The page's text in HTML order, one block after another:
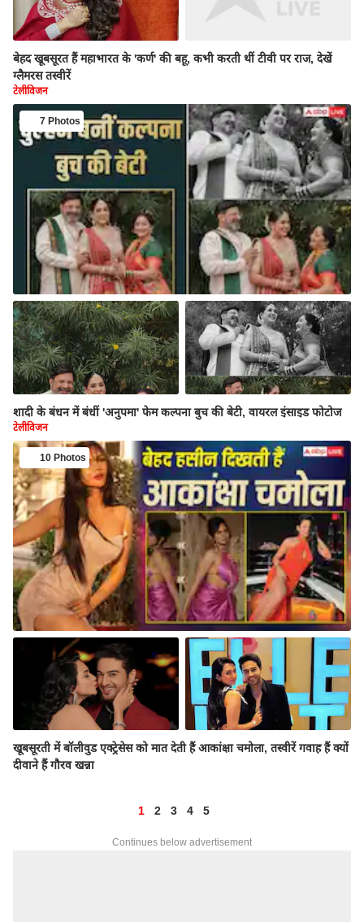
बेहद खूबसूरत हैं महाभारत के 'कर्ण' की बहू, कभी करती थीं टीवी पर राज, देखें
ग्लैमरस तस्वीरें
टेलीविजन
7 Photos
शादी के बंधन में बंधीं 'अनुपमा' फेम कल्पना बुच की बेटी, वायरल इंसाइड फोटोज
टेलीविजन
10 Photos
खूबसूरती में बॉलीवुड एक्ट्रेसेस को मात देती हैं आकांक्षा चमोला, तस्वीरें गवाह हैं क्यों
दीवाने हैं गौरव खन्ना
1 2 3 4 5
Continues below advertisement